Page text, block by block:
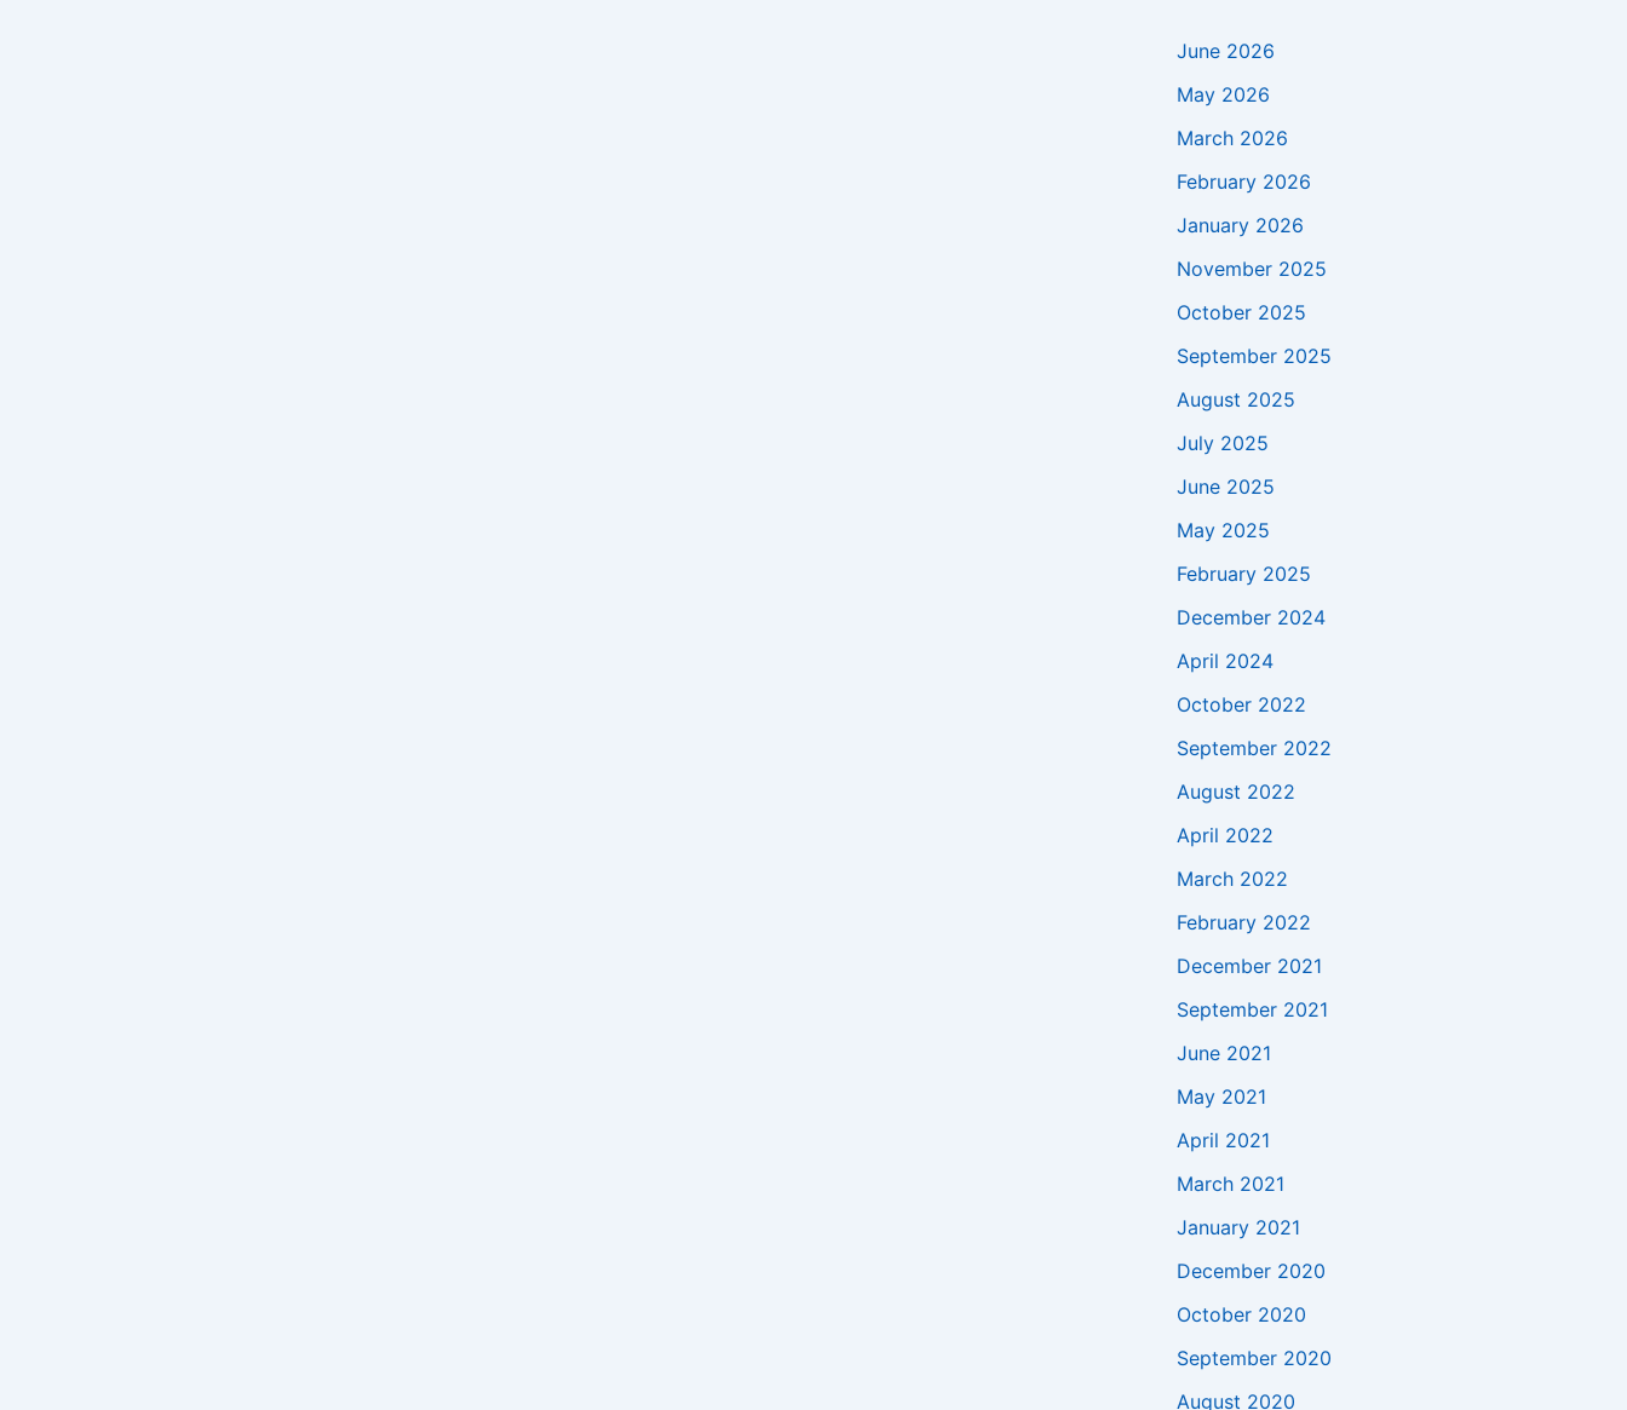
June 2026
May 2026
March 2026
February 2026
January 2026
November 2025
October 2025
September 2025
August 2025
July 2025
June 2025
May 2025
February 2025
December 2024
April 2024
October 2022
September 2022
August 2022
April 2022
March 2022
February 2022
December 2021
September 2021
June 2021
May 2021
April 2021
March 2021
January 2021
December 2020
October 2020
September 2020
August 2020